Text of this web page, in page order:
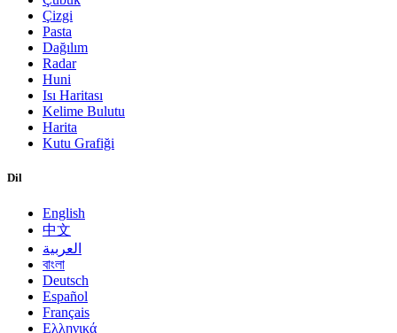
Çizgi
Pasta
Dağılım
Radar
Huni
Isı Haritası
Kelime Bulutu
Harita
Kutu Grafiği
Dil
English
中文
العربية
বাংলা
Deutsch
Español
Français
Ελληνικά